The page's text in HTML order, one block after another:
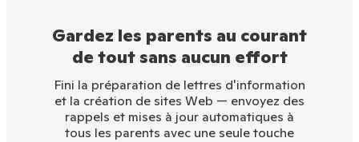
Gardez les parents au courant
de tout sans aucun effort
Fini la préparation de lettres d'information
et la création de sites Web — envoyez des
rappels et mises à jour automatiques à
tous les parents avec une seule touche